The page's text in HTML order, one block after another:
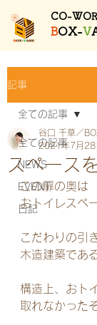
​CO-
BOX-V
記事
全ての記事
NEWS
EVENT
日記
全ての記事
スペース
谷口 千草／
2021年7月28
この扉の奥は
おトイレスペ
こだわりの引
木造建築であ
構造上、おト
取れなかった